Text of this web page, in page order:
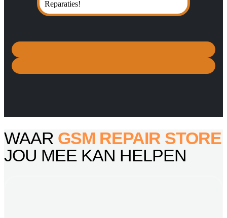
WAAR GSM REPAIR STORE
JOU MEE KAN HELPEN